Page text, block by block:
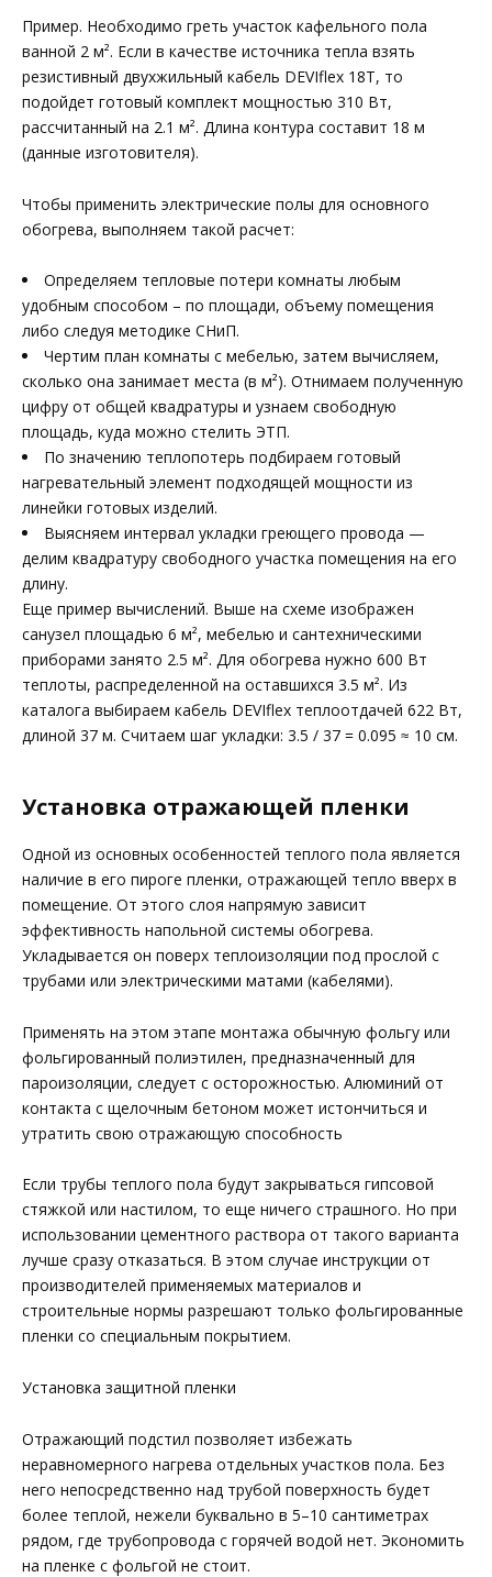
Пример. Необходимо греть участок кафельного пола
ванной 2 м². Если в качестве источника тепла взять
резистивный двухжильный кабель DEVIflex 18T, то
подойдет готовый комплект мощностью 310 Вт,
рассчитанный на 2.1 м². Длина контура составит 18 м
(данные изготовителя).
Чтобы применить электрические полы для основного
обогрева, выполняем такой расчет:
Определяем тепловые потери комнаты любым
удобным способом – по площади, объему помещения
либо следуя методике СНиП.
Чертим план комнаты с мебелью, затем вычисляем,
сколько она занимает места (в м²). Отнимаем полученную
цифру от общей квадратуры и узнаем свободную
площадь, куда можно стелить ЭТП.
По значению теплопотерь подбираем готовый
нагревательный элемент подходящей мощности из
линейки готовых изделий.
Выясняем интервал укладки греющего провода —
делим квадратуру свободного участка помещения на его
длину.
Еще пример вычислений. Выше на схеме изображен
санузел площадью 6 м², мебелью и сантехническими
приборами занято 2.5 м². Для обогрева нужно 600 Вт
теплоты, распределенной на оставшихся 3.5 м². Из
каталога выбираем кабель DEVIflex теплоотдачей 622 Вт,
длиной 37 м. Считаем шаг укладки: 3.5 / 37 = 0.095 ≈ 10 см.
Установка отражающей пленки
Одной из основных особенностей теплого пола является
наличие в его пироге пленки, отражающей тепло вверх в
помещение. От этого слоя напрямую зависит
эффективность напольной системы обогрева.
Укладывается он поверх теплоизоляции под прослой с
трубами или электрическими матами (кабелями).
Применять на этом этапе монтажа обычную фольгу или
фольгированный полиэтилен, предназначенный для
пароизоляции, следует с осторожностью. Алюминий от
контакта с щелочным бетоном может истончиться и
утратить свою отражающую способность
Если трубы теплого пола будут закрываться гипсовой
стяжкой или настилом, то еще ничего страшного. Но при
использовании цементного раствора от такого варианта
лучше сразу отказаться. В этом случае инструкции от
производителей применяемых материалов и
строительные нормы разрешают только фольгированные
пленки со специальным покрытием.
Установка защитной пленки
Отражающий подстил позволяет избежать
неравномерного нагрева отдельных участков пола. Без
него непосредственно над трубой поверхность будет
более теплой, нежели буквально в 5–10 сантиметрах
рядом, где трубопровода с горячей водой нет. Экономить
на пленке с фольгой не стоит.